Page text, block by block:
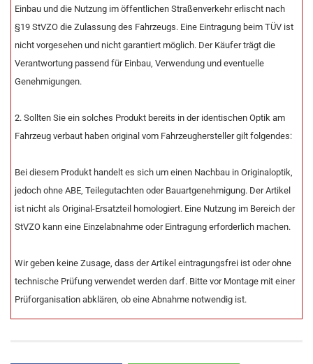
Einbau und die Nutzung im öffentlichen Straßenverkehr erlischt nach
§19 StVZO die Zulassung des Fahrzeugs. Eine Eintragung beim TÜV ist
nicht vorgesehen und nicht garantiert möglich. Der Käufer trägt die
Verantwortung passend für Einbau, Verwendung und eventuelle
Genehmigungen.
2. Sollten Sie ein solches Produkt bereits in der identischen Optik am
Fahrzeug verbaut haben original vom Fahrzeughersteller gilt folgendes:
Bei diesem Produkt handelt es sich um einen Nachbau in Originaloptik,
jedoch ohne ABE, Teilegutachten oder Bauartgenehmigung. Der Artikel
ist nicht als Original-Ersatzteil homologiert. Eine Nutzung im Bereich der
StVZO kann eine Einzelabnahme oder Eintragung erforderlich machen.
Wir geben keine Zusage, dass der Artikel eintragungsfrei ist oder ohne
technische Prüfung verwendet werden darf. Bitte vor Montage mit einer
Prüforganisation abklären, ob eine Abnahme notwendig ist.